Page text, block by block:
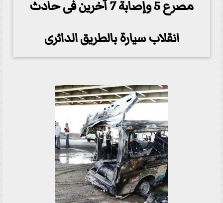
مصرع 5 وإصابة 7 آخرين فى حادث
انقلاب سيارة بالطريق الدائرى